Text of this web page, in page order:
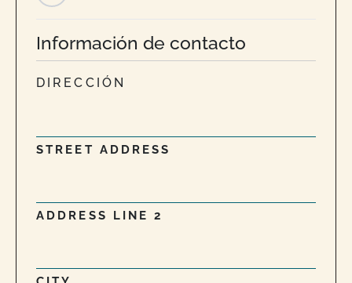
Información de contacto
DIRECCIÓN
STREET ADDRESS
ADDRESS LINE 2